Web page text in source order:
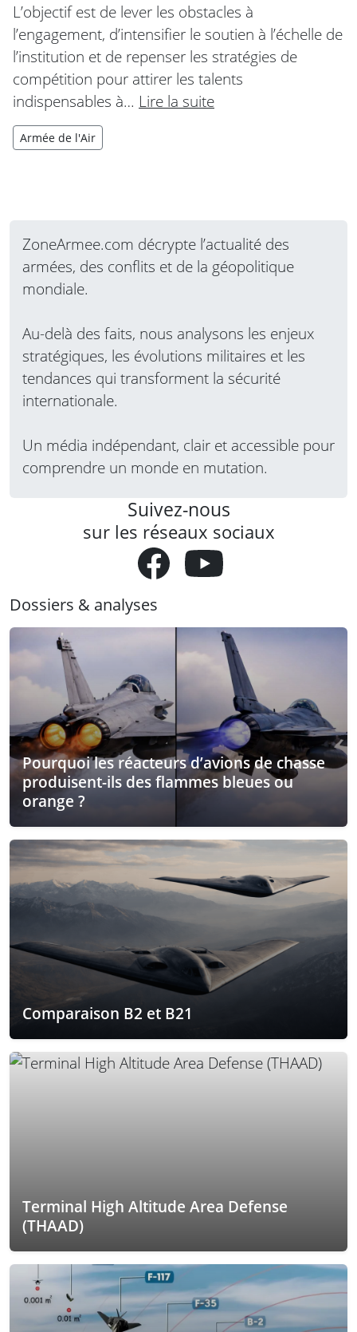
L’objectif est de lever les obstacles à
l’engagement, d’intensifier le soutien à l’échelle de
l’institution et de repenser les stratégies de
compétition pour attirer les talents
indispensables à… Lire la suite
Armée de l'Air
ZoneArmee.com décrypte l’actualité des
armées, des conflits et de la géopolitique
mondiale.
Au-delà des faits, nous analysons les enjeux
stratégiques, les évolutions militaires et les
tendances qui transforment la sécurité
internationale.
Un média indépendant, clair et accessible pour
comprendre un monde en mutation.
Suivez-nous
sur les réseaux sociaux
Dossiers & analyses
Pourquoi les réacteurs d’avions de chasse
produisent-ils des flammes bleues ou
orange ?
Comparaison B2 et B21
Terminal High Altitude Area Defense
(THAAD)